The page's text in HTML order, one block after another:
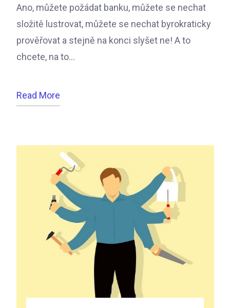
Ano, můžete požádat banku, můžete se nechat
složitě lustrovat, můžete se nechat byrokraticky
prověřovat a stejně na konci slyšet ne! A to
chcete, na to…
Read More